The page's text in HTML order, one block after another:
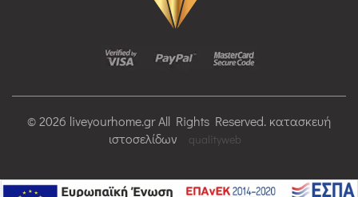
© 2026 liveyourhome.gr All Rights Reserved. κατασκευή
ιστοσελίδων
qualityweb